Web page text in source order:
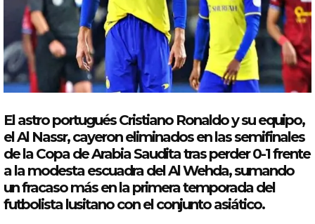
El astro portuguésCristiano Ronaldoy su equipo,
el Al Nassr, cayeroneliminadosen las semifinales
de laCopadeArabiaSauditatras perder 0-1 frente
a la modesta escuadra del Al Wehda, sumando
un fracaso más en la primera temporada del
futbolista lusitano con el conjunto asiático.